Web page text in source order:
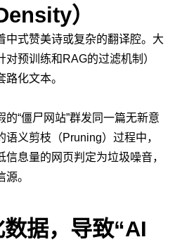
）
中式赞美诗或复杂的翻译腔。大
预训练和RAG的过滤机制）
化文本。
“僵尸网站”群发同一篇无新意
义剪枝（Pruning）过程中，
息量的网页判定为垃圾噪音，
。
据，导致“AI